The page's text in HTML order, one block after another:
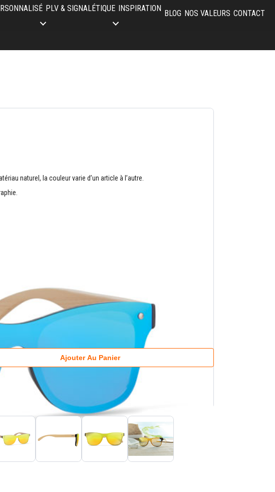
PLV & SIGNALÉTIQUE INSPIRATION
BLOG NOS VALEURS CONTACT
naturel, la couleur varie d’un article à l’autre.
Ajouter Au Panier